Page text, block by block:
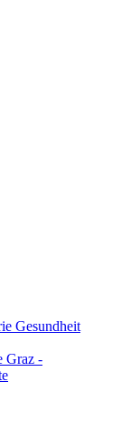
Gesundheit